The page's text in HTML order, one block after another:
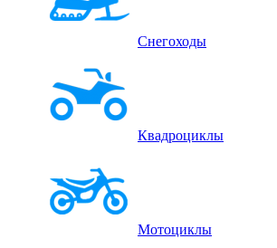
Снегоходы
Квадроциклы
Мотоциклы